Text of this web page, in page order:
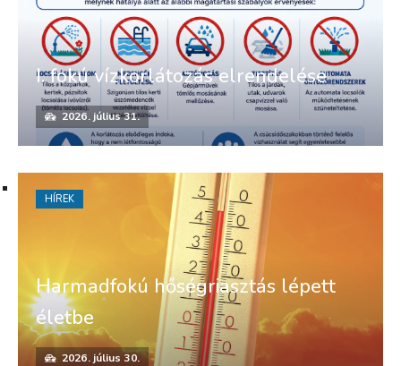
I. fokú vízkorlátozás elrendelése
2026. július 31.
Harmadfokú hőségriasztás lépett
életbe
2026. július 30.
HÍREK